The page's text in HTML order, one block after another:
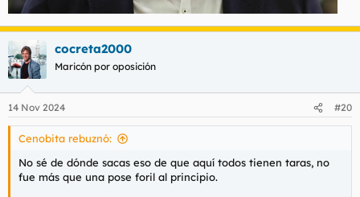
cocreta2000
Maricón por oposición
14 Nov 2024 #20
Cenobita rebuznó:
No sé de dónde sacas eso de que aquí todos tienen taras, no
fue más que una pose foril al principio.